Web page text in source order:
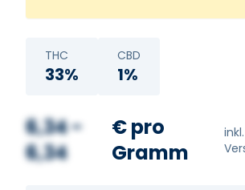
THC
33%
CBD
1%
6,34 -
6,34
€ pro
Gramm